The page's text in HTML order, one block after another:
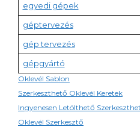
egyedi gépek
géptervezés
gép tervezés
gépgyártó
Oklevél Sablon
Szerkeszthető Oklevél Keretek
Ingyenesen Letölthető
Oklevél Szerkesztő